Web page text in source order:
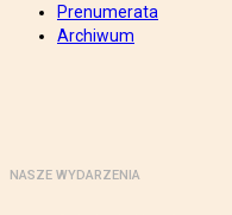
Prenumerata
Archiwum
NASZE WYDARZENIA